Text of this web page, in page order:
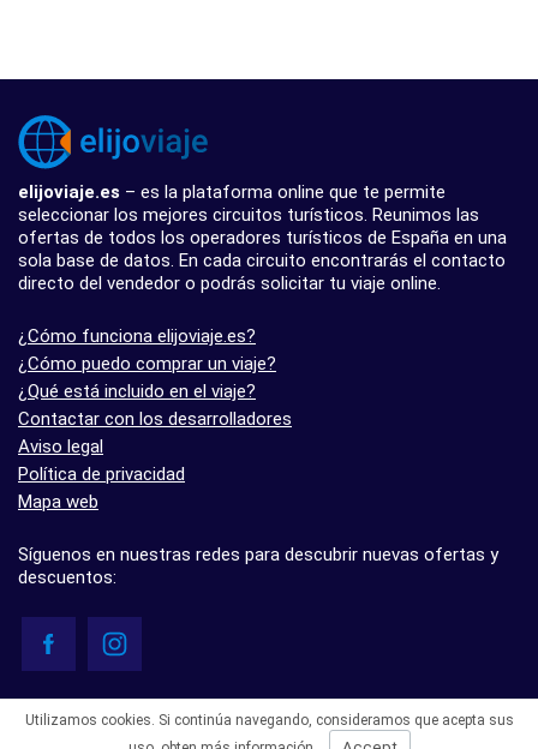
elijoviaje.es – es la plataforma online que te permite
seleccionar los mejores circuitos turísticos. Reunimos las
ofertas de todos los operadores turísticos de España en una
sola base de datos. En cada circuito encontrarás el contacto
directo del vendedor o podrás solicitar tu viaje online.
¿Cómo funciona elijoviaje.es?
¿Cómo puedo comprar un viaje?
¿Qué está incluido en el viaje?
Contactar con los desarrolladores
Aviso legal
Política de privacidad
Mapa web
Síguenos en nuestras redes para descubrir nuevas ofertas y
descuentos:
- 5.0 basado en 7 opiniones
Utilizamos cookies. Si continúa navegando, consideramos que acepta sus